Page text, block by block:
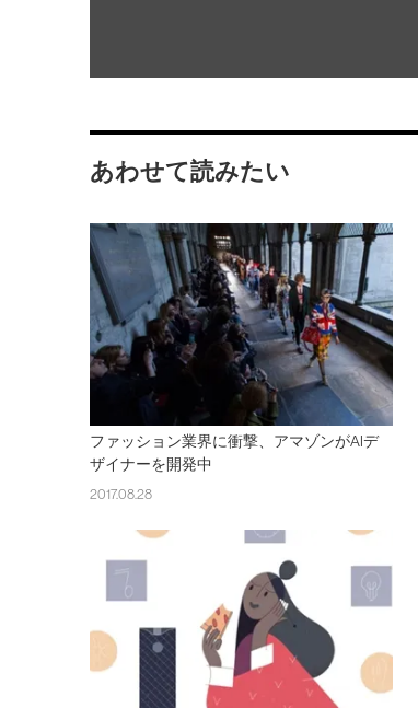
あわせて読みたい
ファッション業界に衝撃、アマゾンがAIデ
ザイナーを開発中
2017.08.28